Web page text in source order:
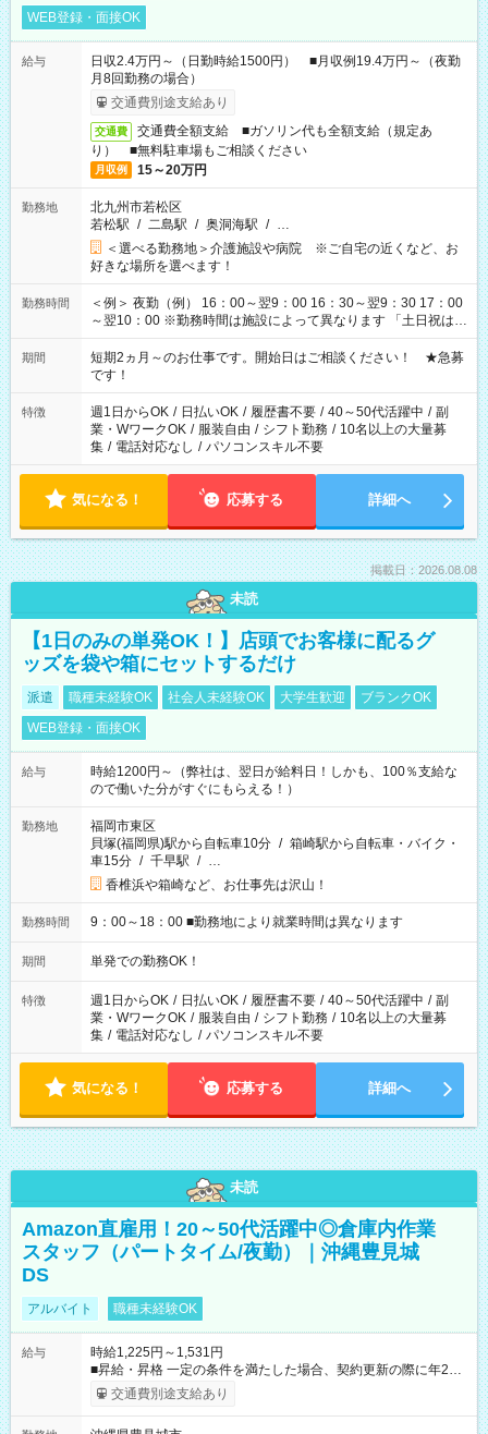
WEB登録・面接OK
給与
日収2.4万円～（日勤時給1500円） ■月収例19.4万円～（夜勤
月8回勤務の場合）
交通費別途支給あり
交通費
交通費全額支給 ■ガソリン代も全額支給（規定あ
り） ■無料駐車場もご相談ください
月収例 15～20万円
勤務地
北九州市若松区
若松駅 / 二島駅 / 奥洞海駅 / …
＜選べる勤務地＞介護施設や病院 ※ご自宅の近くなど、お
好きな場所を選べます！
勤務時間
＜例＞ 夜勤（例） 16：00～翌9：00 16：30～翌9：30 17：00
～翌10：00 ※勤務時間は施設によって異なります 「土日祝は休
みたい」 「しっかり稼ぎたい」 「もう少し遅い時間から始めた
い」など ご希望にあったお仕事をご案内いたします。 ※未経験
の方の場合は1～2ヶ月間は日中での仕事を経験いただき、 お
仕事に慣れてからの夜勤になります。 ★家庭の都合でお休みが
必要な場合も遠慮なくご相談ください。
期間
短期2ヵ月～のお仕事です。開始日はご相談ください！ ★急募
です！
特徴 週1日からOK / 日払いOK / 履歴書不要 / 40～50代活躍中 / 副
業・WワークOK / 服装自由 / シフト勤務 / 10名以上の大量募
集 / 電話対応なし / パソコンスキル不要
気になる！ 応募する 詳細へ
掲載日：2026.08.08
未読
【1日のみの単発OK！】店頭でお客様に配るグ
ッズを袋や箱にセットするだけ
派遣 職種未経験OK 社会人未経験OK 大学生歓迎
ブランクOK
WEB登録・面接OK
給与
時給1200円～（弊社は、翌日が給料日！しかも、100％支給な
ので働いた分がすぐにもらえる！）
勤務地
福岡市東区
貝塚(福岡県)駅から自転車10分 / 箱崎駅から自転車・バイク・
車15分 / 千早駅 / …
香椎浜や箱崎など、お仕事先は沢山！
勤務時間 9：00～18：00 ■勤務地により就業時間は異なります
期間 単発での勤務OK！
特徴 週1日からOK / 日払いOK / 履歴書不要 / 40～50代活躍中 / 副
業・WワークOK / 服装自由 / シフト勤務 / 10名以上の大量募
集 / 電話対応なし / パソコンスキル不要
気になる！ 応募する 詳細へ
未読
Amazon直雇用！20～50代活躍中◎倉庫内作業
スタッフ（パートタイム/夜勤）｜沖縄豊見城
DS
アルバイト 職種未経験OK
給与
時給1,225円～1,531円
■昇給・昇格 一定の条件を満たした場合、契約更新の際に年2回
まで昇給の機会があります。 ■正社員登用制度あり ※月末締/翌
月25日支払い ※時間外手当、別途支給 ※深夜割増賃金 (22:00～
交通費別途支給あり